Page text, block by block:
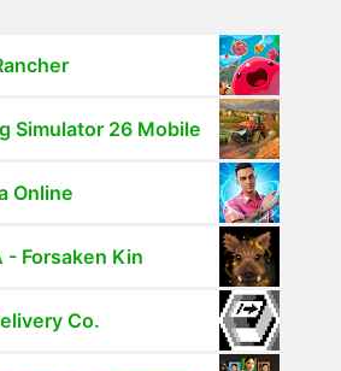
Simulator 26 Mobile
Online
- Forsaken Kin
Co.